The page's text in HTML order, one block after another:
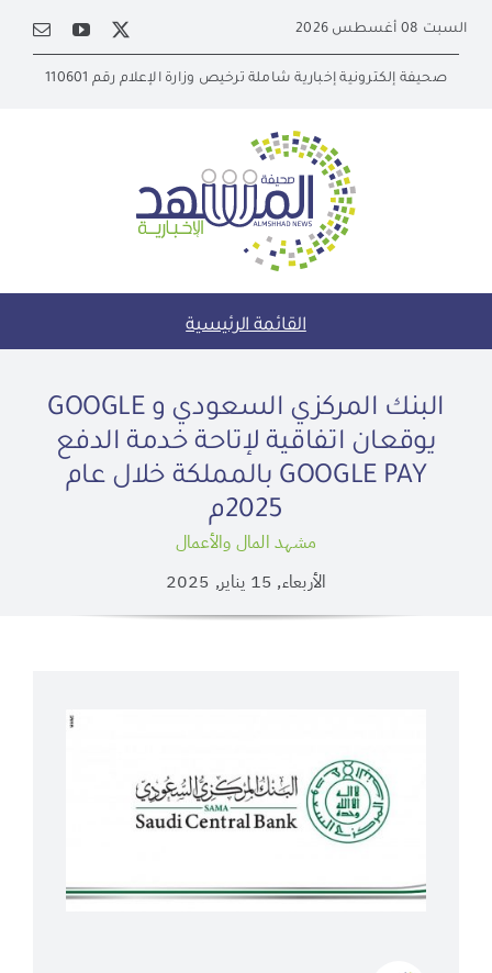
content
السبت 08 أغسطس 2026
صحيفة إلكترونية إخبارية شاملة ترخيص وزارة الإعلام رقم 110601
القائمة الرئيسية
البنك المركزي السعودي و GOOGLE
يوقعان اتفاقية لإتاحة خدمة الدفع
GOOGLE PAY بالمملكة خلال عام
2025م
مشهد المال والأعمال
الأربعاء, 15 يناير, 2025